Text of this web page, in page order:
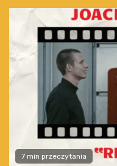
7 min przeczytania